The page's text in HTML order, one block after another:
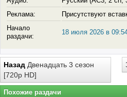
Реклама:
Присутствуют
Начало
раздачи:
18 июля 2026 в
Назад Двенадцать 3 сезон
[720p HD]
Похожие раздачи